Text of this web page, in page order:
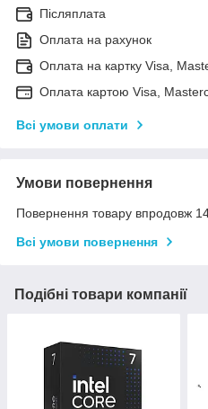
Післяплата
Оплата на рахунок
Оплата на картку Visa,
Оплата картою Visa,
Всі умови оплати
Умови повернення
Повернення товару впродовж
Всі умови повернення
Подібні товари компанії